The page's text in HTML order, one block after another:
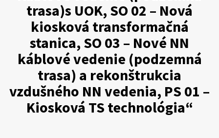
trasa)s UOK, SO 02 – Nová
kiosková transformačná
stanica, SO 03 – Nové NN
káblové vedenie (podzemná
trasa) a rekonštrukcia
vzdušného NN vedenia, PS 01 –
Kiosková TS technológia“